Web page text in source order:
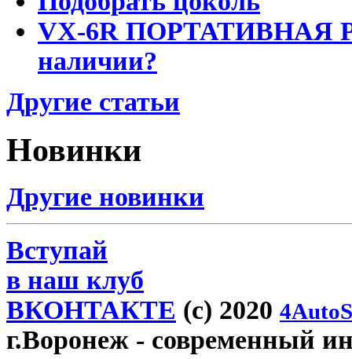
VX-6R ПОРТАТИВНАЯ
наличии?
Другие статьи
Новинки
Другие новинки
Вступай
в наш клуб
ВКОНТАКТЕ (c) 2020
г.Воронеж - современный